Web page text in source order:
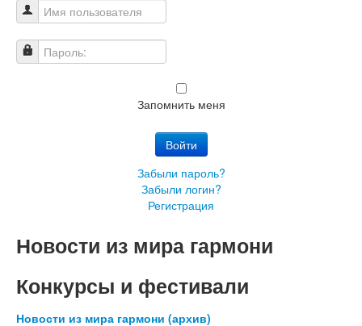
Имя пользователя
Пароль:
Запомнить меня
Войти
Забыли пароль?
Забыли логин?
Регистрация
Новости из мира гармони
Конкурсы и фестивали
Новости из мира гармони (архив)